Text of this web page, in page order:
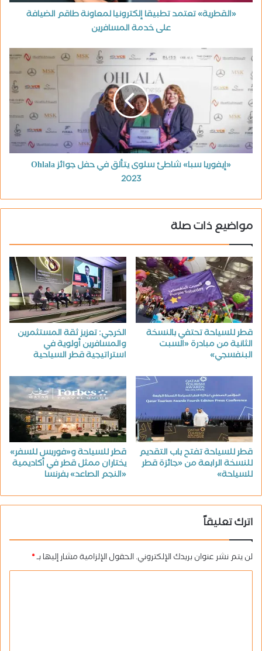
«القطرية» تعتمد تطبيقا إلكترونيا لمعاونة طاقم الضيافة
على خدمة المسافرين
«إيفوريا سبا» شاطئ سلوى يتألق في حفل جوائز Ohlala
2023
مواضيع ذات صلة
قطر للسياحة تحتفي بالنسخة
الثانية من مبادرة «السبت
البنفسجي»
الخرجي: تعزيز ثقة المستثمرين
والمسافرين أولوية في
استراتيجية قطر السياحية
قطر للسياحة تفتح باب التقديم
للنسخة الرابعة من «جائزة قطر
للسياحة»
قطر للسياحة و«فوربس للسفر»
يختاران ممثل قطر في أكاديمية
«النجم الصاعد» بفرنسا
اترك تعليقاً
لن يتم نشر عنوان بريدك الإلكتروني.الحقول الإلزامية مشار إليها بـ*